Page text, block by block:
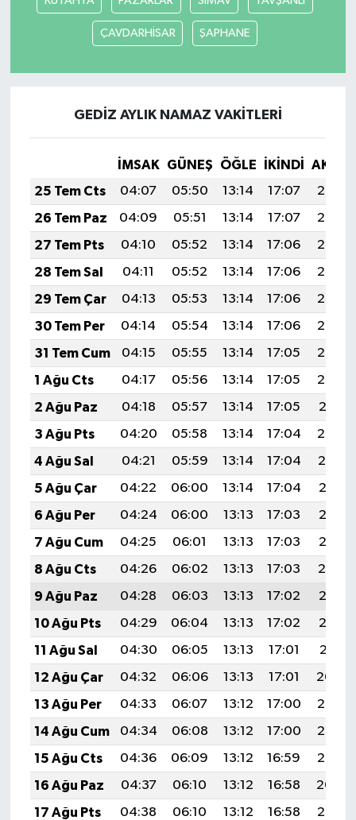
ÇAVDARHİSAR ŞAPHANE
GEDİZ AYLIK NAMAZ VAKITLERI
İMSAK GÜNEŞ ÖĞLE İKINDI
25 Tem Cts
04:07 05:50 13:14 17:07
20:28
26 Tem Paz
04:09 05:51 13:14 17:07
20:27
27 Tem Pts
04:10 05:52 13:14 17:06
20:26
28 Tem Sal
04:11 05:52 13:14 17:06
20:26
29 Tem Çar
04:13 05:53 13:14 17:06
20:25
30 Tem Per
04:14 05:54 13:14 17:06
20:24
31 Tem Cum
04:15 05:55 13:14 17:05
20:23
1 Ağu Cts
04:17 05:56 13:14 17:05
20:22
2 Ağu Paz
04:18 05:57 13:14 17:05
20:21
3 Ağu Pts
04:20 05:58 13:14 17:04
20:20
4 Ağu Sal
04:21 05:59 13:14 17:04
20:19
5 Ağu Çar
04:22 06:00 13:14 17:04
20:18
6 Ağu Per
04:24 06:00 13:13 17:03
20:16
7 Ağu Cum
04:25 06:01 13:13 17:03
20:15
8 Ağu Cts
04:26 06:02 13:13 17:03
20:14
9 Ağu Paz
04:28 06:03 13:13 17:02
20:13
10 Ağu Pts
04:29 06:04 13:13 17:02
20:12
11 Ağu Sal
04:30 06:05 13:13 17:01
20:11
12 Ağu Çar
04:32 06:06 13:13 17:01
20:09
13 Ağu Per
04:33 06:07 13:12 17:00
20:08
14 Ağu Cum
04:34 06:08 13:12 17:00
20:07
15 Ağu Cts
04:36 06:09 13:12 16:59
20:06
16 Ağu Paz
04:37 06:10 13:12 16:58
20:04
17 Ağu Pts
04:38 06:10 13:12 16:58
20:03